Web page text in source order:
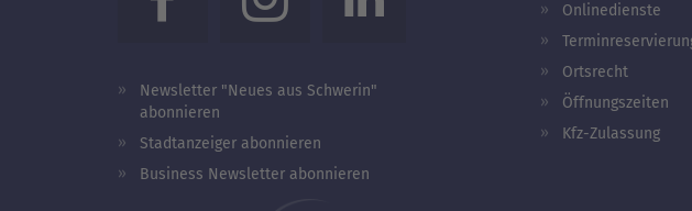
Newsletter "Neues aus Schwerin"
abonnieren
Stadtanzeiger abonnieren
Business Newsletter abonnieren
Onlinedienste
Ortsrecht
Öffnungszeiten
Kfz-Zulassung